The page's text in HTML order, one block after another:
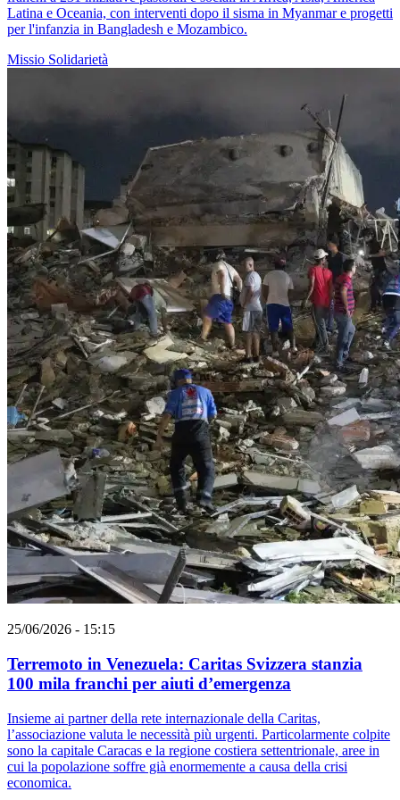
Latina e Oceania, con interventi dopo il sisma in Myanmar e progetti
per l'infanzia in Bangladesh e Mozambico.
Missio Solidarietà
25/06/2026 - 15:15
Terremoto in Venezuela: Caritas Svizzera stanzia
100 mila franchi per aiuti d’emergenza
Insieme ai partner della rete internazionale della Caritas,
l’associazione valuta le necessità più urgenti. Particolarmente colpite
sono la capitale Caracas e la regione costiera settentrionale, aree in
cui la popolazione soffre già enormemente a causa della crisi
economica.